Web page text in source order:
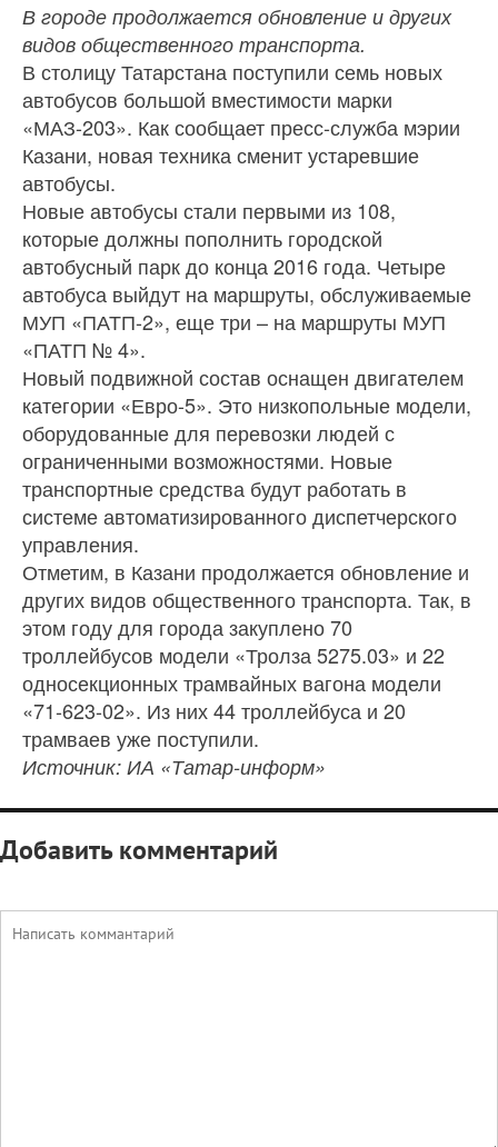
В городе продолжается обновление и других
видов общественного транспорта.
В столицу Татарстана поступили семь новых
автобусов большой вместимости марки
«МАЗ-203». Как сообщает пресс-служба мэрии
Казани, новая техника сменит устаревшие
автобусы.
Новые автобусы стали первыми из 108,
которые должны пополнить городской
автобусный парк до конца 2016 года. Четыре
автобуса выйдут на маршруты, обслуживаемые
МУП «ПАТП-2», еще три – на маршруты МУП
«ПАТП № 4».
Новый подвижной состав оснащен двигателем
категории «Евро-5». Это низкопольные модели,
оборудованные для перевозки людей с
ограниченными возможностями. Новые
транспортные средства будут работать в
системе автоматизированного диспетчерского
управления.
Отметим, в Казани продолжается обновление и
других видов общественного транспорта. Так, в
этом году для города закуплено 70
троллейбусов модели «Тролза 5275.03» и 22
односекционных трамвайных вагона модели
«71-623-02». Из них 44 троллейбуса и 20
трамваев уже поступили.
Источник: ИА «Татар-информ»
Добавить комментарий